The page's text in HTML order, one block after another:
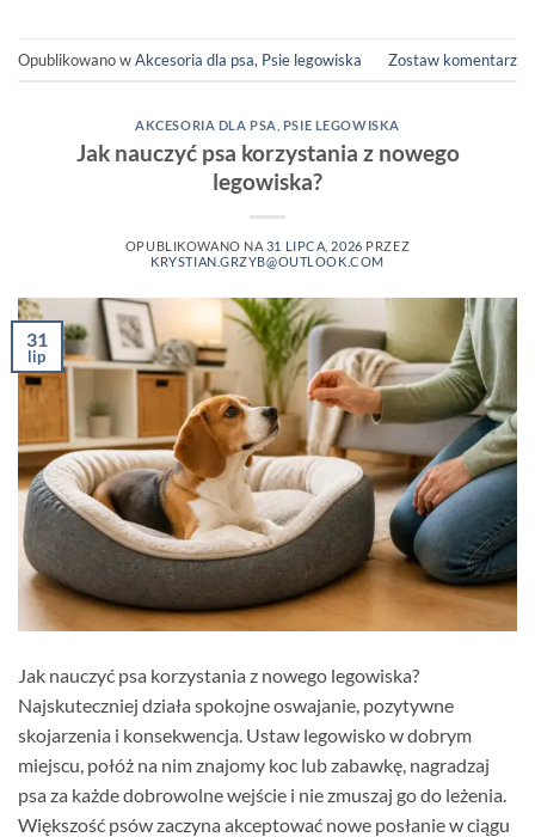
Opublikowano wAkcesoria dla psa, Psie legowiska Zostaw komentarz
AKCESORIA DLA PSA PSIE LEGOWISKA
Jak nauczyć psa korzystania z nowego
legowiska?
OPUBLIKOWANO NA 31 LIPCA, 2026 PRZEZ
KRYSTIAN.GRZYB@OUTLOOK.COM
31
lip
Jak nauczyć psa korzystania z nowego legowiska?
Najskuteczniej działa spokojne oswajanie, pozytywne
skojarzenia i konsekwencja. Ustaw legowisko w dobrym
miejscu, połóż na nim znajomy koc lub zabawkę, nagradzaj
psa za każde dobrowolne wejście i nie zmuszaj go do leżenia.
Większość psów zaczyna akceptować nowe posłanie w ciągu